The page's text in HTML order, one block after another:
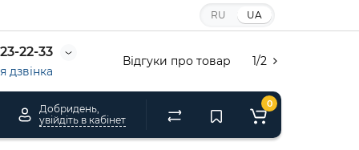
RU UA
22-33
дзвінка
1/2
Відгуки про товар
Добридень,
увійдіть в кабінет
0